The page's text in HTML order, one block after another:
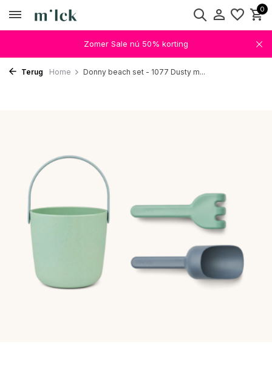
0
Zomer Sale nú 50% korting
Terug Home Donny beach set - 1077 Dusty m...